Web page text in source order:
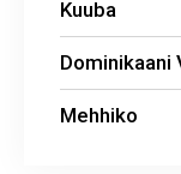
Kuuba
Dominikaani
Mehhiko